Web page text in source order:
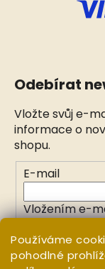
Používáme
pohodlné
Odebírat
Vložte svůj e-
informace o
shopu.
E-mail
Vložením e-
PŘIHLÁSIT